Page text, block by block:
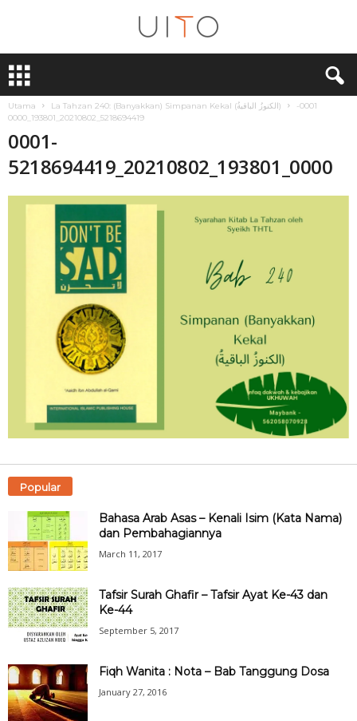
T
Utama La Tahzan 240: (Banyakkan) Simpanan Kekal (الكنوزُ الباقيةُ)
0001-
5218694419_20210802_193801_0000
0001-
5218694419_20210802_193801_0000
Popular
Bahasa Arab Asas – Kenali Isim (Kata Nama)
dan Pembahagiannya
March 11, 2017
Tafsir Surah Ghafir – Tafsir Ayat Ke-43 dan
Ke-44
September 5, 2017
Fiqh Wanita : Nota – Bab Tanggung Dosa
January 27, 2016